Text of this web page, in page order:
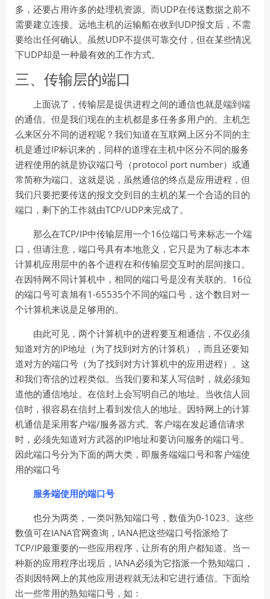
多，还要占用许多的处理机资源。而UDP在传送数据之前不
需要建立连接。远地主机的运输船在收到 UDP报文后，不需
要给出任何确认。虽然UDP不提供可靠交付，但在某些情况
下UDP却是一种最有效的工作方式。
三、传输层的端口
上面说了，传输层是提供进程之间的通信也就是端到端
的通信。但是我们现在的主机都是多任务多用户的。主机怎
么来区分不同的进程呢？我们知道在互联网上区分不同的主
机是通过IP标识来的，同样的道理在主机中区分不同的服务
进程使用的就是协议端口号（protocol port number）或通
常简称为端口。这就是说，虽然通信的终点是应用进程，但
我们只要把要传送的报文交到目的主机的某一个合适的目的
端口，剩下的工作就由TCP/UDP来完成了。
那么在TCP/IP中传输层用一个16位端口号来标志一个端
口，但请注意，端口号具有本地意义，它只是为了标志本本
计算机应用层中的各个进程在和传输层交互时的层间接口。
在因特网不同计算机中，相同的端口号是没有关联的。 16位
的端口号可袁旭有1-65535个不同的端口号，这个数目对一
个计算机来说是足够用的。
由此可见，两个计算机中的进程要互相通信，不仅必须
知道对方的IP地址（为了找到对方的计算机），而且还要知
道对方的端口号（为了找到对方计算机中的应用进程）。这
和我们寄信的过程类似。当我们要和某人写信时，就必须知
道他的通信地址。在信封上会写明自己的地址。当收信人回
信时，很容易在信封上看到发信人的地址。因特网上的计算
机通信是采用客户端/服务器方式。客户端在发起通信请求
时，必须先知道对方武器的IP地址和要访问服务的端口号。
因此端口号分为下面的两大类，即服务端端口号和客户端使
用的端口号
服务端使用的端口号
也分为两类，一类叫熟知端口号，数值为0-1023。这些
数值可在IANA官网查询， IANA把这些端口号指派给了
TCP/IP最重要的一些应用程序，让所有的用户都知道。当一
种新的应用程序出现后， IANA必须为它指派一个熟知端口，
否则因特网上的其他应用进程就无法和它进行通信。下面给
出一些常用的熟知端口号，如：